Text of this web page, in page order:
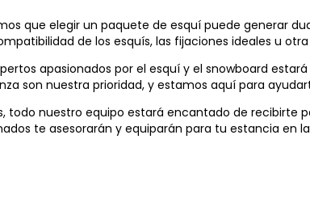
que elegir un paquete de esquí puede generar
de los esquís, las fijaciones ideales u
apasionados por el esquí y el snowboard
son nuestra prioridad, y estamos aquí para
todo nuestro equipo estará encantado de recibirte
te asesorarán y equiparán para tu estancia en